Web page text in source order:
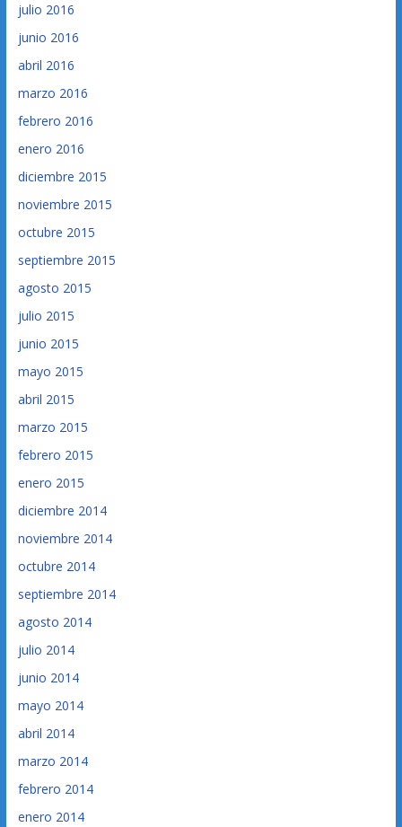
julio 2016
junio 2016
abril 2016
marzo 2016
febrero 2016
enero 2016
diciembre 2015
noviembre 2015
octubre 2015
septiembre 2015
agosto 2015
julio 2015
junio 2015
mayo 2015
abril 2015
marzo 2015
febrero 2015
enero 2015
diciembre 2014
noviembre 2014
octubre 2014
septiembre 2014
agosto 2014
julio 2014
junio 2014
mayo 2014
abril 2014
marzo 2014
febrero 2014
enero 2014